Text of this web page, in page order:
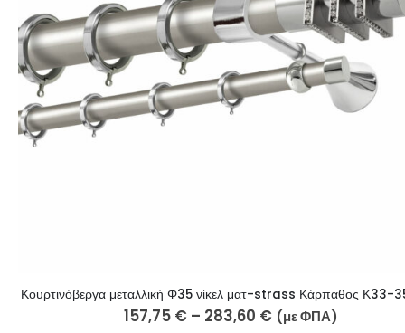
Κουρτινόβεργα μεταλλική Φ35 νίκελ ματ-strass Κάρπαθος Κ33-
157,75 € – 283,60 € (με ΦΠΑ)